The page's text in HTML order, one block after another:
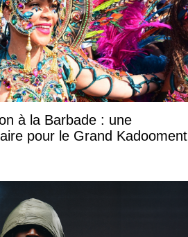
à la Barbade : une
pour le Grand Kadooment